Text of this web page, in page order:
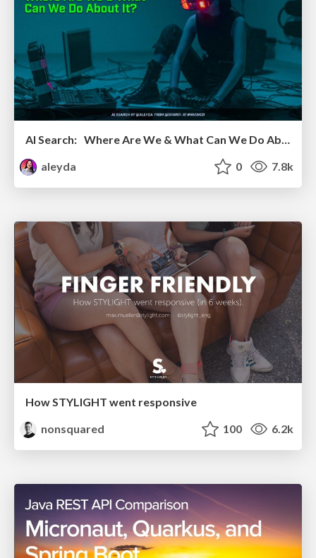
aleyda
0 7.8k
How STYLIGHT went responsive
nonsquared
100 6.2k